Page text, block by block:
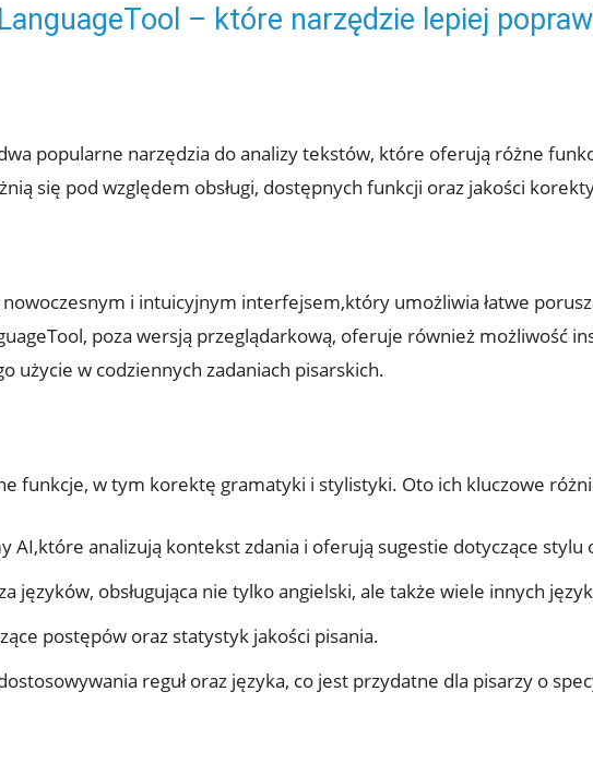
– które narzędzie lepiej
popularne narzędzia do analizy tekstów, które oferują różne
się pod względem obsługi, dostępnych funkcji oraz jakości
i intuicyjnym interfejsem,który umożliwia łatwe
poza wersją przeglądarkową, oferuje również możliwość
użycie w codziennych zadaniach pisarskich.
funkcje, w tym korektę gramatyki i stylistyki. Oto ich kluczowe
AI,które analizują kontekst zdania i oferują sugestie dotyczące stylu
języków, obsługująca nie tylko angielski, ale także wiele innych
postępów oraz statystyk jakości pisania.
reguł oraz języka, co jest przydatne dla pisarzy o